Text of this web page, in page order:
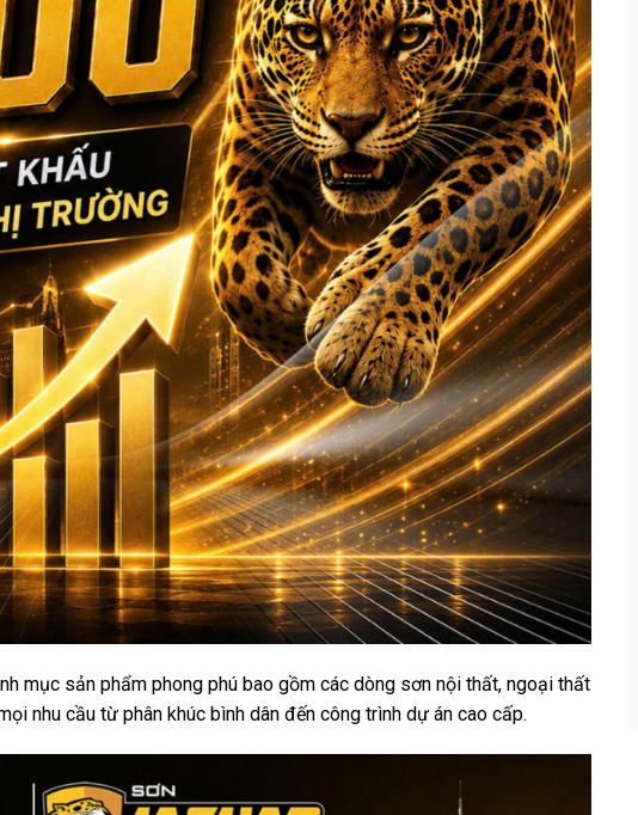
mục sản phẩm phong phú bao gồm các dòng sơn nội thất, ngoại thất
nhu cầu từ phân khúc bình dân đến công trình dự án cao cấp.